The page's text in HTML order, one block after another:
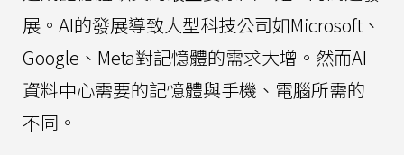
展。AI的發展導致大型科技公司如Microsoft、
Google、Meta對記憶體的需求大增。然而AI
資料中心需要的記憶體與手機、電腦所需的
不同。